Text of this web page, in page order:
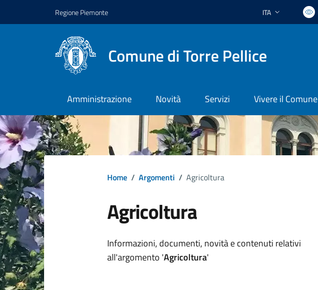
Regione Piemonte Lingua attiva:
ITA
Comune di Torre Pellice
Amministrazione Novità Servizi Vivere il Comune
Home / Argomenti / Agricoltura
Agricoltura
Dettagli argomento
Informazioni, documenti, novità e contenuti relativi
all'argomento 'Agricoltura'